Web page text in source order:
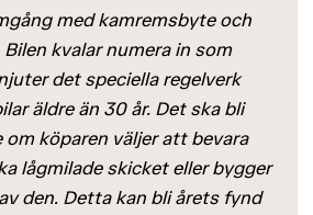
med kamremsbyte och
kvalar numera in som
det speciella regelverk
äldre än 30 år. Det ska bli
köparen väljer att bevara
lågmilade skicket eller bygger
den. Detta kan bli årets fynd